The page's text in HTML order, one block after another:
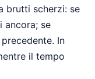
brutti scherzi: se
ancora; se
In
il tempo